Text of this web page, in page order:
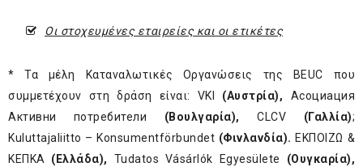
Οι στοχευμένες εταιρείες και οι ετικέτες
* Τα μέλη Καταναλωτικές Οργανώσεις της BEUC που
συμμετέχουν στη δράση είναι: VKI (Αυστρία), Асоциация
Активни потребители (Βουλγαρία), CLCV (Γαλλία);
Kuluttajaliitto – Konsumentförbundet (Φινλανδία). EKΠΟΙΖΩ &
KEΠKA (Ελλάδα), Tudatos Vásárlók Egyesülete (Ουγκαρία),